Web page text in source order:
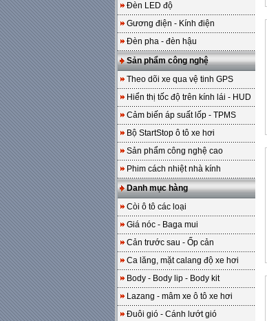
Đèn LED độ
Gương điện - Kính điện
Đèn pha - đèn hậu
Sản phẩm công nghệ
Theo dõi xe qua vệ tinh GPS
Hiển thị tốc độ trên kính lái - HUD
Cảm biến áp suất lốp - TPMS
Bộ StartStop ô tô xe hơi
Sản phẩm công nghệ cao
Phim cách nhiệt nhà kính
Danh mục hàng
Còi ô tô các loại
Giá nóc - Baga mui
Cản trước sau - Ốp cản
Ca lăng, mặt calang độ xe hơi
Body - Body lip - Body kit
Lazang - mâm xe ô tô xe hơi
Đuôi gió - Cánh lướt gió